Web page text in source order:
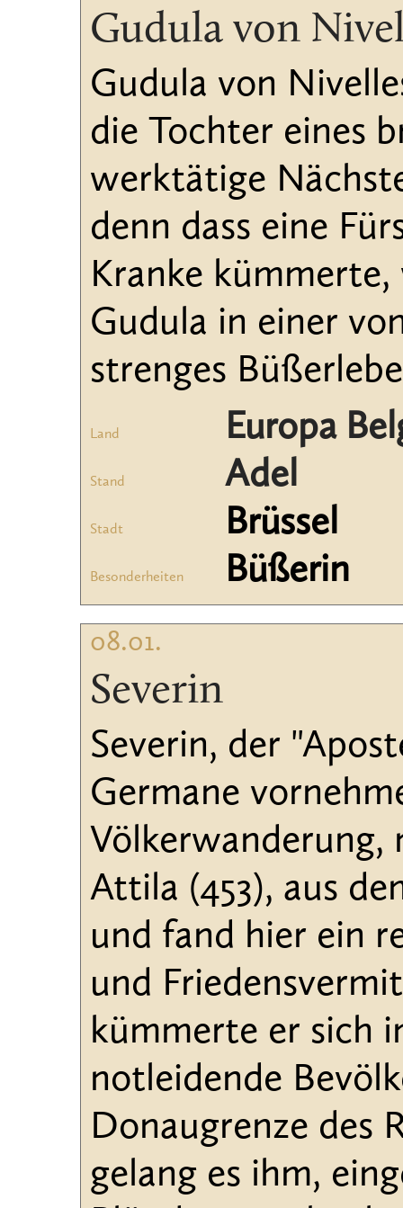
Gudula von
Gudula von
die Tochter eines
werktätige
denn dass eine
Kranke
Gudula in einer
strenges
Land Europa
Stand Adel
Stadt Brüssel
Besonderheiten Büßerin
08.01.
Severin
Severin, der
Germane
Völkerwanderung,
Attila (453), aus
und fand hier ein
und
kümmerte er sich
notleidende
Donaugrenze des
gelang es ihm,